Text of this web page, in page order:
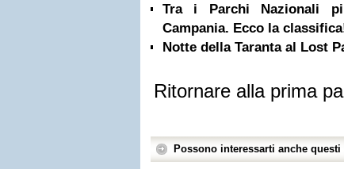
Tra i Parchi Nazionali
Campania. Ecco la
Notte della Taranta al Lost
Ritornare alla prima
Possono interessarti anche